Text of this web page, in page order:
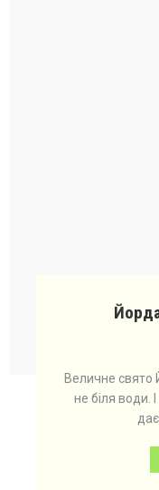
Величне свято
не біля води.
дає